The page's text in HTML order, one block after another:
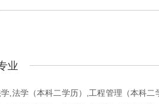
业
,法学（本科二学历）,工程管理（本科